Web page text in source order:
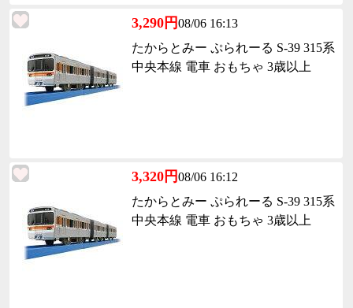
3,290円08/06 16:13
たからとみー ぷられーる S-39 315系
中央本線 電車 おもちゃ 3歳以上
3,320円08/06 16:12
たからとみー ぷられーる S-39 315系
中央本線 電車 おもちゃ 3歳以上